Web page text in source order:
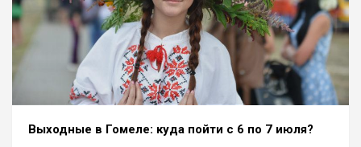
Выходные в Гомеле: куда пойти с 6 по 7 июля?